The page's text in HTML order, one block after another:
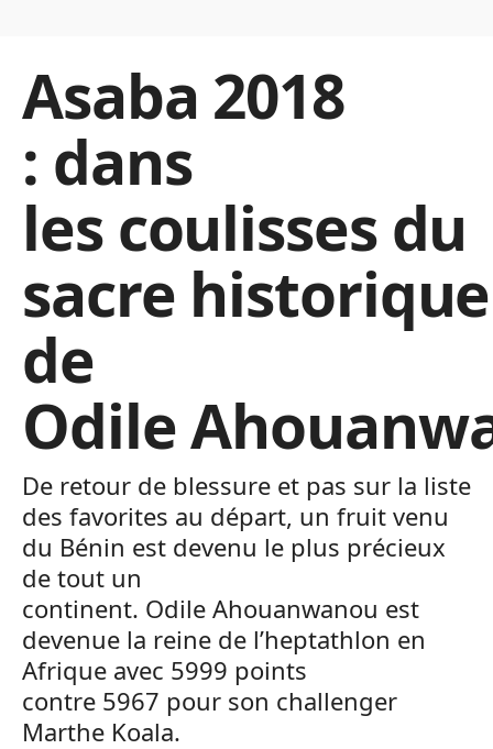
Asaba 2018
: dans
les coulisses du
sacre historique
de
Odile
De retour de blessure et pas sur la liste
des favorites au départ, un fruit venu
du Bénin est devenu le plus précieux
de tout un
continent. Odile Ahouanwanou est
devenue la reine de l’heptathlon en
Afrique avec 5999 points
contre 5967 pour son challenger
Marthe Koala.